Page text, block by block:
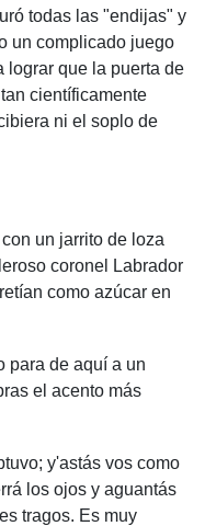
todas las "endijas" y
un complicado juego
lograr que la puerta de
científicamente
ni el soplo de
un jarrito de loza
coronel Labrador
como azúcar en
de aquí a un
el acento más
y'astás vos como
los ojos y aguantás
tragos. Es muy